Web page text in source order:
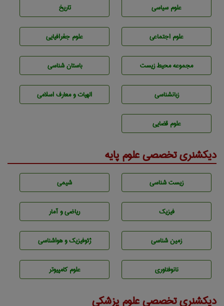
علوم سياسی تاريخ
علوم اجتماعی علوم جغرافيايی
مجموعه محيط زيست باستان شناسی
زبانشناسی الهیات و معارف اسلامی
علوم قضایی
دیکشنری تخصصی علوم پایه
زيست شناسی شيمی
فیزیک ریاضی و آمار
زمين شناسی ژئوفيزيك و هواشناسی
نانوفناوری علوم کامپیوتر
دیکشنری تخصصی علوم پزشکی